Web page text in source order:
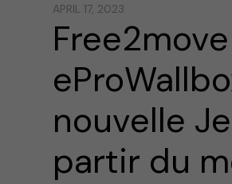
APRIL 17, 2023
nouvelle
partir du